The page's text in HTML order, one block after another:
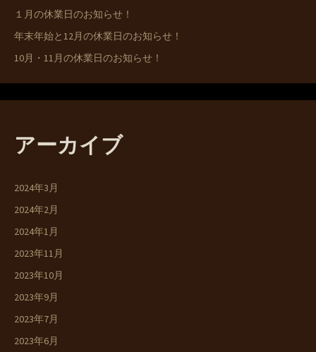
１月の休業日のお知らせ！
年末年始と12月の休業日のお知らせ！
10月・11月の休業日のお知らせ！
アーカイブ
2024年3月
2024年2月
2024年1月
2023年11月
2023年10月
2023年9月
2023年7月
2023年6月